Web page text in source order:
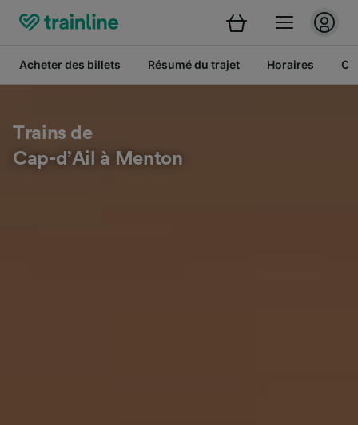
Acheter des billets Résumé du trajet Horaires
Trains de
Cap-d’Ail à Menton